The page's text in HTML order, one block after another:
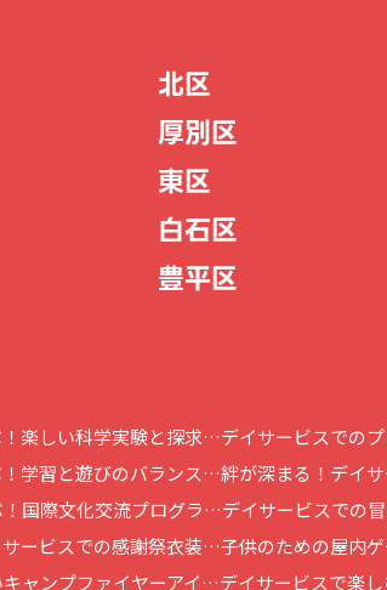
北区
厚別区
東区
白石区
豊平区
楽しい科学実験と探求…デイサービスでの
学習と遊びのバランス…絆が深まる！デイ
国際文化交流プログラ…デイサービスでの
ービスでの感謝祭衣装…子供のための屋内
ャンプファイヤーアイ…デイサービスで楽